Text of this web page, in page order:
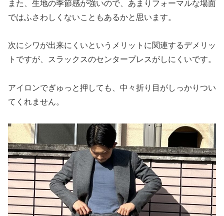
また、生地の季節感が強いので、あまりフォーマルな場面
ではふさわしくないこともあるかと思います。
次にシワが出来にくいというメリットに関連するデメリッ
トですが、スラックスのセンタープレスがしにくいです。
アイロンでぎゅっと押しても、中々折り目がしっかりつい
てくれません。